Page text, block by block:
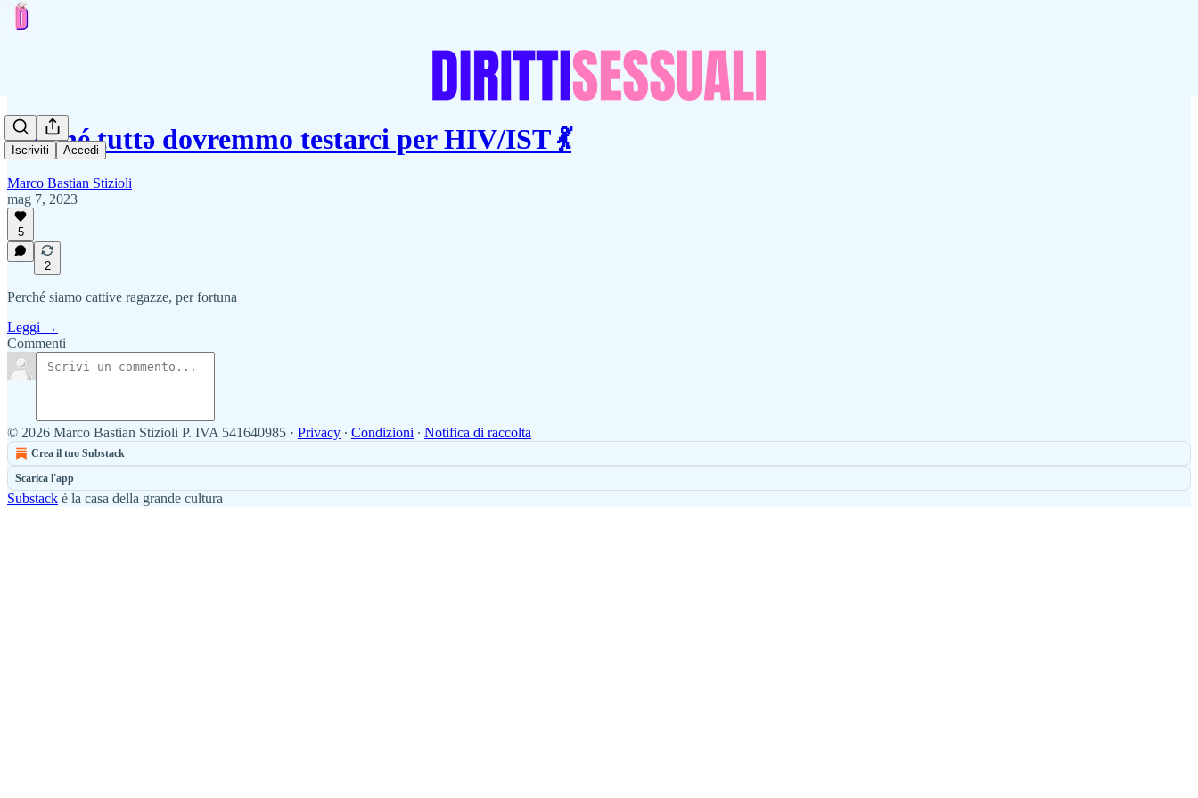
Iscriviti Accedi
Perché tuttə dovremmo testarci per HIV/IST 💃
Marco Bastian Stizioli
mag 7, 2023
5
2
Perché siamo cattive ragazze, per fortuna
Leggi →
Commenti
© 2026 Marco Bastian Stizioli P. IVA 541640985 · Privacy ∙ Condizioni ∙ Notifica di raccolta
Crea il tuo Substack
Scarica l'app
Substack è la casa della grande cultura